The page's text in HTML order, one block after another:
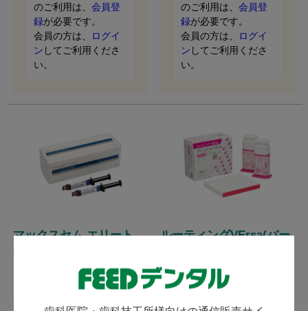
のご利用は、 会員登
録が必要です。
会員の方は、
ログイ
ン してご利用くださ
い。
のご利用は、 会員登
録が必要です。
会員の方は、
ログイ
ン してご利用くださ
い。
マックスセム エリート
Kerr カー / 2本、4本、8本セッ
トをラインナップ！ コストパ
フォーマンスの高いセルフアド
発送： 翌営業日
ルーティングVErsa(バー
ジーシー / 操作余裕時間の長い
接着性ルーティングセメント。
発送：
翌営業日